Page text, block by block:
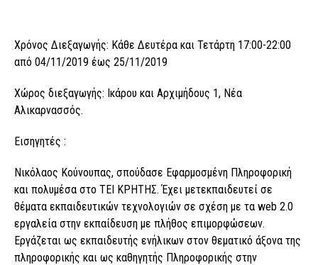
Χρόνος Διεξαγωγής: Κάθε Δευτέρα και Τετάρτη 17:00-22:00
από 04/11/2019 έως 25/11/2019
Χώρος διεξαγωγής: Ικάρου και Αρχιμήδους 1, Νέα
Αλικαρνασσός.
Εισηγητές :
Νικόλαος Κούνουπας, σπούδασε Εφαρμοσμένη Πληροφορική
και πολυμέσα στο ΤΕΙ ΚΡΗΤΗΣ. Έχει μετεκπαιδευτεί σε
θέματα εκπαιδευτικών τεχνολογιών σε σχέση με τα web 2.0
εργαλεία στην εκπαίδευση με πλήθος επιμορφώσεων.
Εργάζεται ως εκπαιδευτής ενήλικων στον θεματικό άξονα της
πληροφορικής και ως καθηγητής Πληροφορικής στην